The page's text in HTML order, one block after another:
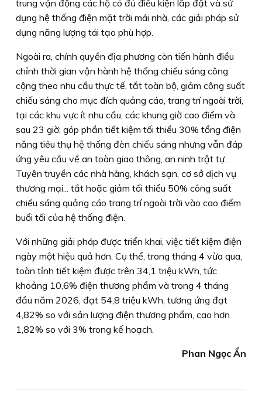
trung vận động các hộ có đủ điều kiện lắp đặt và sử
dụng hệ thống điện mặt trời mái nhà, các giải pháp sử
dụng năng lượng tái tạo phù hợp.
Ngoài ra, chính quyền địa phương còn tiến hành điều
chỉnh thời gian vận hành hệ thống chiếu sáng công
cộng theo nhu cầu thực tế, tắt toàn bộ, giảm công suất
chiếu sáng cho mục đích quảng cáo, trang trí ngoài trời,
tại các khu vực ít nhu cầu, các khung giờ cao điểm và
sau 23 giờ; góp phần tiết kiệm tối thiểu 30% tổng điện
năng tiêu thụ hệ thống đèn chiếu sáng nhưng vẫn đáp
ứng yêu cầu về an toàn giao thông, an ninh trật tự.
Tuyên truyền các nhà hàng, khách sạn, cơ sở dịch vụ
thương mại... tắt hoặc giảm tối thiểu 50% công suất
chiếu sáng quảng cáo trang trí ngoài trời vào cao điểm
buổi tối của hệ thống điện.
Với những giải pháp được triển khai, việc tiết kiệm điện
ngày một hiệu quả hơn. Cụ thể, trong tháng 4 vừa qua,
toàn tỉnh tiết kiệm được trên 34,1 triệu kWh, tức
khoảng 10,6% điện thương phẩm và trong 4 tháng
đầu năm 2026, đạt 54,8 triệu kWh, tương ứng đạt
4,82% so với sản lượng điện thương phẩm, cao hơn
1,82% so với 3% trong kế hoạch.
Phan Ngọc Ẩn